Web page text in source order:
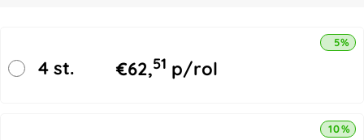
4 st. €62,51 p/rol
5%
10%